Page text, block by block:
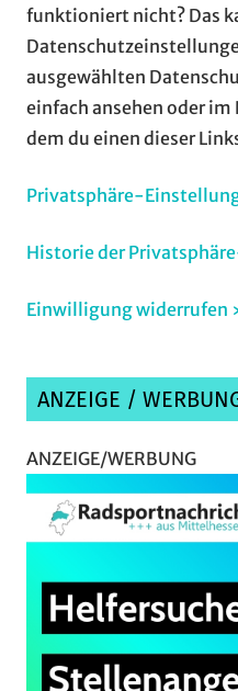
funktioniert nicht? Das
ausgewählten
einfach ansehen oder
dem du einen dieser
Privatsphäre-
Historie der
Einwilligung widerrufen
ANZEIGE /
ANZEIGE/WERBUNG